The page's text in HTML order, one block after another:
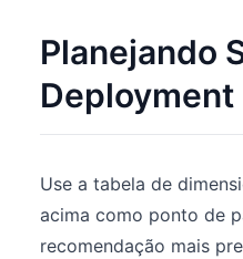
Planejando
Deployment
Use a tabela de
acima como ponto de
recomendação mais